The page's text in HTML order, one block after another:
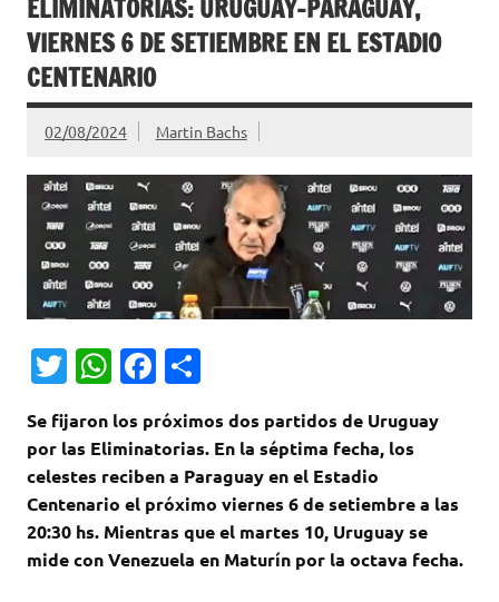
ELIMINATORIAS: URUGUAY-PARAGUAY,
VIERNES 6 DE SETIEMBRE EN EL ESTADIO
CENTENARIO
02/08/2024 Martin Bachs
T
it
te
r
W
at
s
A
p
p
Fa
e
b
o
o
k
m
p
ar
ti
r
Se fijaron los próximos dos partidos de Uruguay
por las Eliminatorias. En la séptima fecha, los
celestes reciben a Paraguay en el Estadio
Centenario el próximo viernes 6 de setiembre a las
20:30 hs. Mientras que el martes 10, Uruguay se
mide con Venezuela en Maturín por la octava fecha.